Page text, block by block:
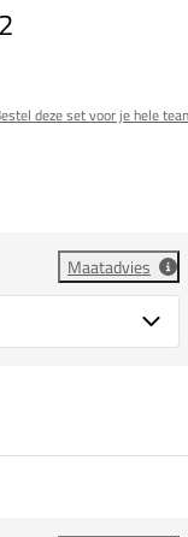
deze set voor je hele
Maatadvies